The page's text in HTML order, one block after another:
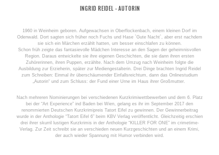
INGRID REIDEL - AUTORIN
1960 in Weinheim geboren. Aufgewachsen in Oberflockenbach, einem kleinen Dorf im
Odenwald. Dort sagten sich früher noch Fuchs und Hase `Gute Nacht`, aber erst nachdem
sie sich ein Märchen erzählt hatten, um besser einschlafen zu können.
Schon früh zeigte das fantasievolle Mädchen Interesse an den Sagen der geheimnisvollen
Region. Daraus entwickelte sie ihre eigenen Geschichten, die sie dann ihren ersten
Zuhörerinnen, ihren Puppen, erzählte. Nach dem Umzug nach Weinheim folgte die
Ausbildung zur Erzieherin, später zur Mediengestalterin. Drei Dinge brachten Ingrid Reidel
zum Schreiben: Einmal ihr überschäumender Einfallsreichtum, dann das Onlinestudium
„Autorin“ und zum Schluss: der Fund einer Urne im Haus ihrer Großmutter.
Nach mehreren Nominierungen bei verschiedenen Kurzkrimiwettbewerben und dem 6. Platz
bei der “Art Experience” ind Baden bei Wien, gelang es ihr im September 2017 den
renommierten Deutschen Kurzkrimipreis Tatort Eifel zu gewinnen. Der Gewinnerbeitrag
wurde in der Anthologie “Tatort Eifel 6” beim KBV Verlag veröffentlicht. Gleichzeitig erschien
drei ihrer skurril lustigen Kurzkrimis in der Anthologie “KILLER FOR ONE” im crimetime-
Verlag. Zur Zeit schreibt sie an verschieden neuen Kurzgeschichten und an einem Krimi,
der auch wieder Spannung mit Humor verbinden wird.